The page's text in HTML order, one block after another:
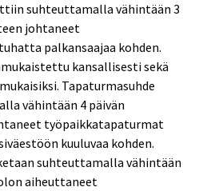
suhteuttamalla vähintään 3
johtaneet
palkansaajaa kohden.
kansallisesti sekä
Tapaturmasuhde
vähintään 4 päivän
työpaikkatapaturmat
kuuluvaa kohden.
suhteuttamalla vähintään
aiheuttaneet